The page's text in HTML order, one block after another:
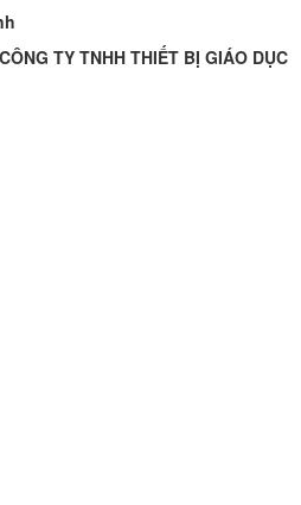
TY TNHH THIẾT BỊ GIÁO DỤC